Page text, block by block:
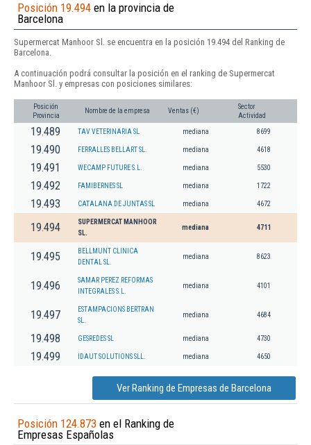
Posición 19.494 en la provincia de
Barcelona
Supermercat Manhoor Sl. se encuentra en la posición 19.494 del Ranking de
Barcelona.
A continuación podrá consultar la posición en el ranking de Supermercat
Manhoor Sl. y empresas con posiciones similares:
Posición
Provincia
Nombre de la empresa Ventas (€)
Sector
Actividad
19.489 TAV VETERINARIA SL mediana 8699
19.490 FERRALLES BELLART SL. mediana 4618
19.491 WECAMP FUTURE S.L. mediana 5530
19.492 FAMIBERNES SL mediana 1722
19.493 CATALANA DE JUNTAS SL mediana 4672
19.494
SUPERMERCAT MANHOOR
SL.
mediana 4711
19.495
BELLMUNT CLINICA
DENTAL SL.
mediana 8623
19.496
SAMAR PEREZ REFORMAS
INTEGRALES S.L.
mediana 4101
19.497
ESTAMPACIONS BERTRAN
SL.
mediana 4684
19.498 GESREDES SL mediana 4730
19.499 IDAUT SOLUTIONS SLL. mediana 4650
Ver Ranking de Empresas de Barcelona
Posición 124.873 en el Ranking de
Empresas Españolas